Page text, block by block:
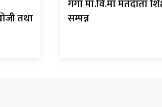
तथा
गंगा मा.वि.मा मतदाता
सम्पन्न